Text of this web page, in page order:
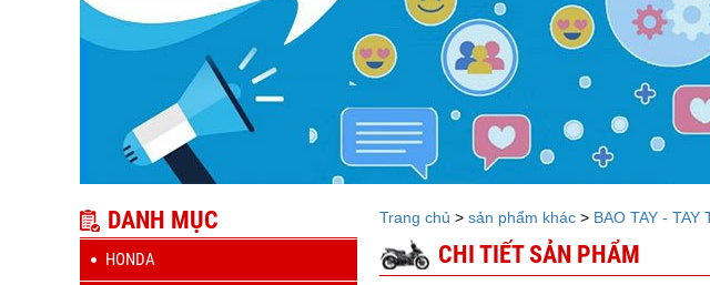
DANH MỤC
HONDA
Trang chủ > sản phẩm khác> BAO TAY - TAY
CHI TIẾT SẢN PHẨM